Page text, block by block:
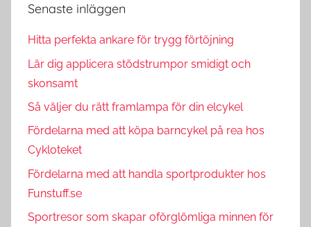
Senaste inläggen
Hitta perfekta ankare för trygg förtöjning
Lär dig applicera stödstrumpor smidigt och
skonsamt
Så väljer du rätt framlampa för din elcykel
Fördelarna med att köpa barncykel på rea hos
Cykloteket
Fördelarna med att handla sportprodukter hos
Funstuff.se
Sportresor som skapar oförglömliga minnen för